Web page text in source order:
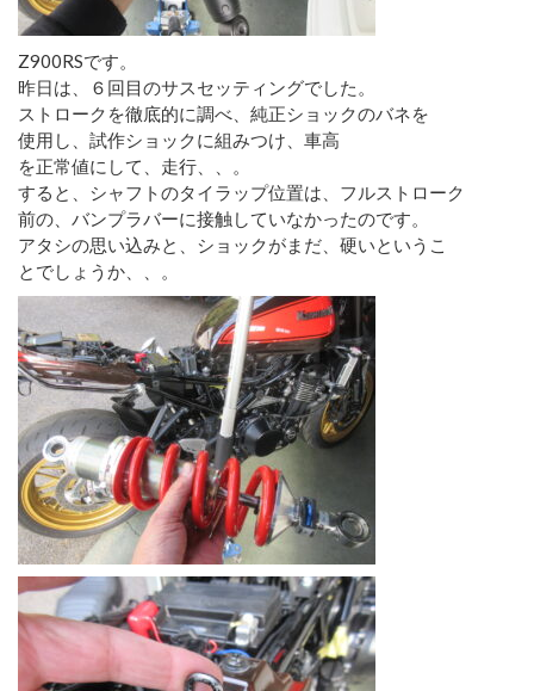
Z900RSです。
昨日は、６回目のサスセッティングでした。
ストロークを徹底的に調べ、純正ショックのバネを
使用し、試作ショックに組みつけ、車高
を正常値にして、走行、、。
すると、シャフトのタイラップ位置は、フルストローク
前の、バンプラバーに接触していなかったのです。
アタシの思い込みと、ショックがまだ、硬いというこ
とでしょうか、、。